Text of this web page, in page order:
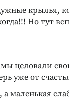
крылья,
Но тут
целовали
уже от
маленькая